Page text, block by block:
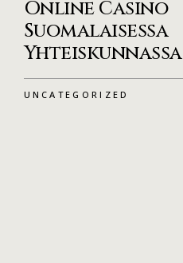
Online Casino
Suomalaisessa
Yhteiskunnassa
UNCATEGORIZED